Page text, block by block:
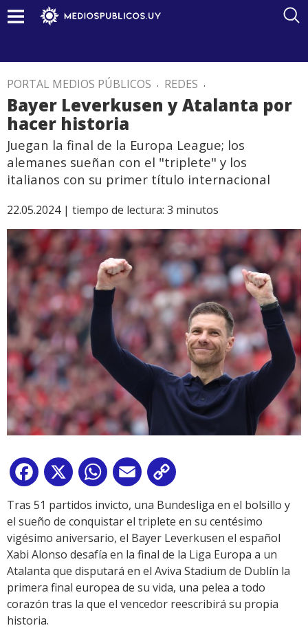
PORTAL MEDIOS PÚBLICOS . REDES .
Bayer Leverkusen y Atalanta por
hacer historia
Juegan la final de la Europa League; los
alemanes sueñan con el "triplete" y los
italianos con su primer título internacional
22.05.2024 | tiempo de lectura: 3 minutos
Facebook
X WhatsApp
Email
Link
Tras 51 partidos invicto, una Bundesliga en el bolsillo y
el sueño de conquistar el triplete en su centésimo
vigésimo aniversario, el Bayer Leverkusen el español
Xabi Alonso desafía en la final de la Liga Europa a un
Atalanta que disputará en el Aviva Stadium de Dublín la
primera final europea de su vida, una pelea a todo
corazón tras la que el vencedor reescribirá su propia
historia.